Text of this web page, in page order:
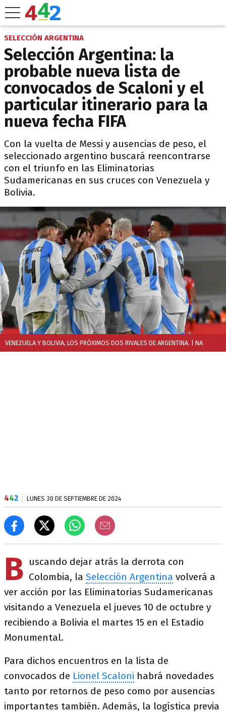
SELECCIÓN ARGENTINA
Selección Argentina: la
probable nueva lista de
convocados de Scaloni y el
particular itinerario para la
nueva fecha FIFA
Con la vuelta de Messi y ausencias de peso, el
seleccionado argentino buscará reencontrarse
con el triunfo en las Eliminatorias
Sudamericanas en sus cruces con Venezuela y
Bolivia.
VENEZUELA Y BOLIVIA, LOS PRÓXIMOS DOS RIVALES DE ARGENTINA. | NA
442 LUNES 30 DE SEPTIEMBRE DE 2024
B uscando dejar atrás la derrota con
Colombia, la Selección Argentina volverá a
ver acción por las Eliminatorias Sudamericanas
visitando a Venezuela el jueves 10 de octubre y
recibiendo a Bolivia el martes 15 en el Estadio
Monumental.
Para dichos encuentros en la lista de
convocados de Lionel Scaloni habrá novedades
tanto por retornos de peso como por ausencias
importantes también. Además, la logística previa